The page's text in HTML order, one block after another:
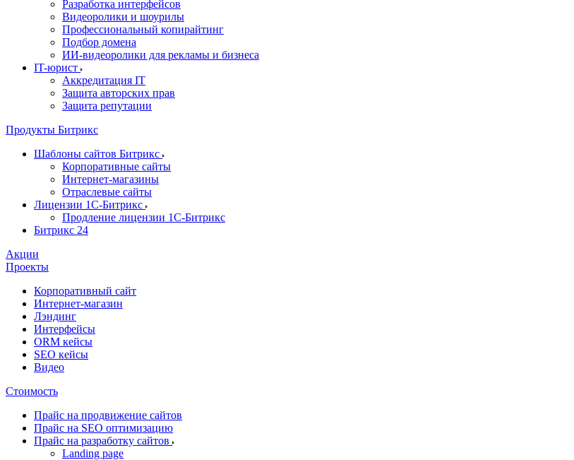
Разработка интерфейсов
Видеоролики и шоурилы
Профессиональный копирайтинг
Подбор домена
ИИ-видеоролики для рекламы и бизнеса
IT-юрист
Аккредитация IT
Защита авторских прав
Защита репутации
Продукты Битрикс
Шаблоны сайтов Битрикс
Корпоративные сайты
Интернет-магазины
Отраслевые сайты
Лицензии 1С-Битрикс
Продление лицензии 1С-Битрикс
Битрикс 24
Акции
Проекты
Корпоративный сайт
Интернет-магазин
Лэндинг
Интерфейсы
ORM кейсы
SEO кейсы
Видео
Стоимость
Прайс на продвижение сайтов
Прайс на SEO оптимизацию
Прайс на разработку сайтов
Landing page